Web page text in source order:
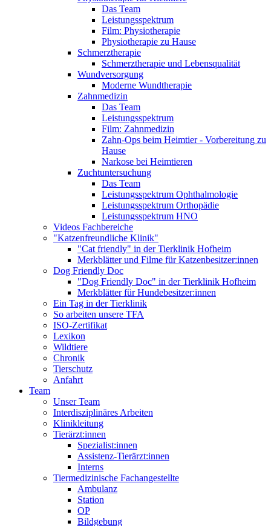
Das Team
Leistungsspektrum
Film: Physiotherapie
Physiotherapie zu Hause
Schmerztherapie
Schmerztherapie und Lebensqualität
Wundversorgung
Moderne Wundtherapie
Zahnmedizin
Das Team
Leistungsspektrum
Film: Zahnmedizin
Zahn-Ops beim Heimtier - Vorbereitung zu
Hause
Narkose bei Heimtieren
Zuchtuntersuchung
Das Team
Leistungsspektrum Ophthalmologie
Leistungsspektrum Orthopädie
Leistungsspektrum HNO
Videos Fachbereiche
"Katzenfreundliche Klinik"
"Cat friendly" in der Tierklinik Hofheim
Merkblätter und Filme für Katzenbesitzer:innen
Dog Friendly Doc
"Dog Friendly Doc" in der Tierklinik Hofheim
Merkblätter für Hundebesitzer:innen
Ein Tag in der Tierklinik
So arbeiten unsere TFA
ISO-Zertifikat
Lexikon
Wildtiere
Chronik
Tierschutz
Anfahrt
Team
Unser Team
Interdisziplinäres Arbeiten
Klinikleitung
Tierärzt:innen
Spezialist:innen
Assistenz-Tierärzt:innen
Interns
Tiermedizinische Fachangestellte
Ambulanz
Station
OP
Bildgebung